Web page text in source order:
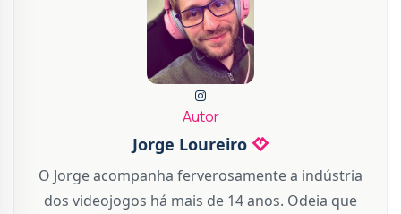
Autor
Jorge Loureiro
O Jorge acompanha ferverosamente a indústria
dos videojogos há mais de 14 anos. Odeia que